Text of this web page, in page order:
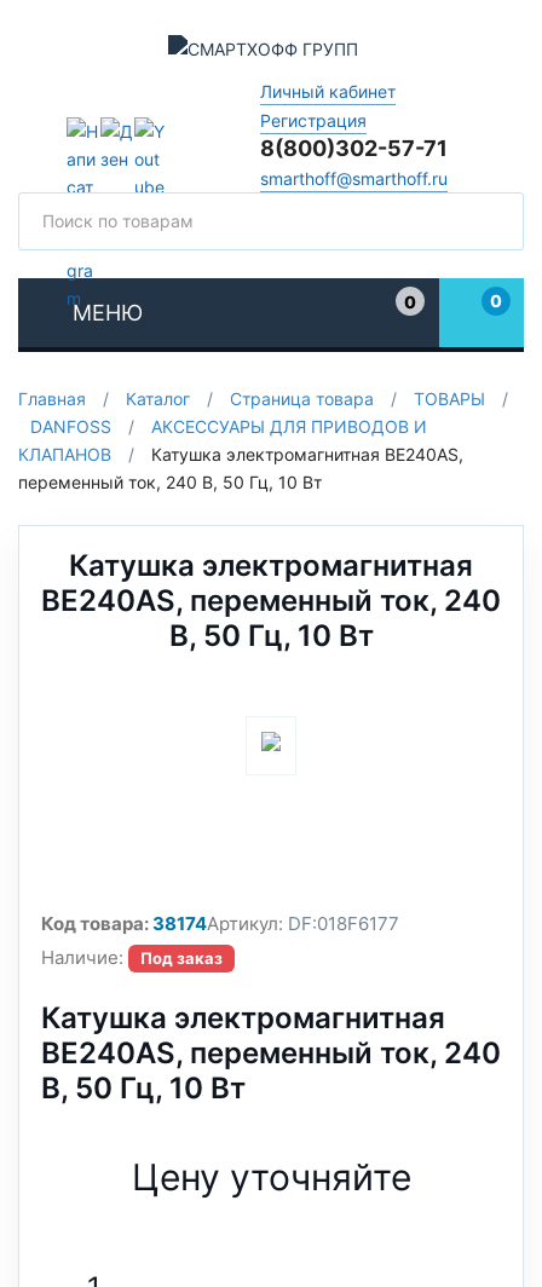
Личный кабинет
Регистрация
8(800)302-57-71
smarthoff@smarthoff.ru
МЕНЮ
0
0
Главная / Каталог / Страница товара / ТОВАРЫ
/
DANFOSS
/
АКСЕССУАРЫ ДЛЯ ПРИВОДОВ И
КЛАПАНОВ
/
Катушка электромагнитная BE240AS,
переменный ток, 240 В, 50 Гц, 10 Вт
Катушка электромагнитная
BE240AS, переменный ток, 240
В, 50 Гц, 10 Вт
Код товара:38174Артикул: DF:018F6177
Наличие:
Под заказ
Катушка электромагнитная
BE240AS, переменный ток, 240
В, 50 Гц, 10 Вт
Цену уточняйте